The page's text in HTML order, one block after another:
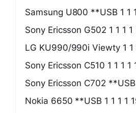
Samsung U800 **USB 1 1 1
Sony Ericsson G502 1 1 1 1
LG KU990/990i Viewty 1 1
Sony Ericsson C510 1 1 1 1
Sony Ericsson C702 **USB
Nokia 6650 **USB 1 1 1 1